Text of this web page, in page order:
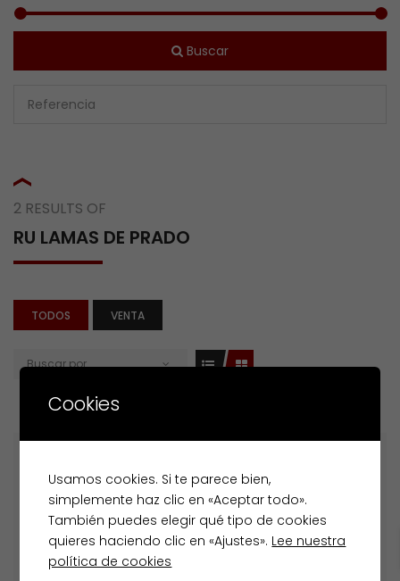
Buscar
2 RESULTS OF
RU LAMAS DE PRADO
TODOS VENTA
Buscar por
Cookies
Usamos cookies. Si te parece bien,
simplemente haz clic en «Aceptar todo».
También puedes elegir qué tipo de cookies
quieres haciendo clic en «Ajustes». Lee nuestra
política de cookies